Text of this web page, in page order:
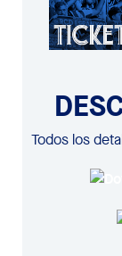
Todos los